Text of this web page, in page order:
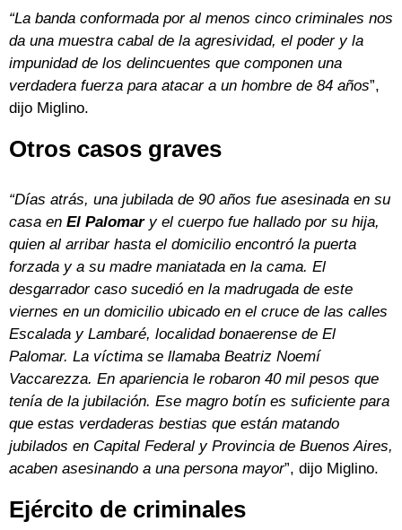
“La banda conformada por al menos cinco criminales nos
da una muestra cabal de la agresividad, el poder y la
impunidad de los delincuentes que componen una
verdadera fuerza para atacar a un hombre de 84 años”,
dijo Miglino.
Otros casos graves
“Días atrás, una jubilada de 90 años fue asesinada en su
casa en El Palomary el cuerpo fue hallado por su hija,
quien al arribar hasta el domicilio encontró la puerta
forzada y a su madre maniatada en la cama. El
desgarrador caso sucedió en la madrugada de este
viernes en un domicilio ubicado en el cruce de las calles
Escalada y Lambaré, localidad bonaerense de El
Palomar. La víctima se llamaba Beatriz Noemí
Vaccarezza. En apariencia le robaron 40 mil pesos que
tenía de la jubilación. Ese magro botín es suficiente para
que estas verdaderas bestias que están matando
jubilados en Capital Federal y Provincia de Buenos Aires,
acaben asesinando a una persona mayor”, dijo Miglino.
Ejército de criminales